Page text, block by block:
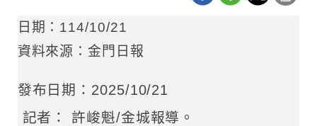
日期：114/10/21
資料來源：金門日報
發布日期：2025/10/21
記者： 許峻魁/金城報導。